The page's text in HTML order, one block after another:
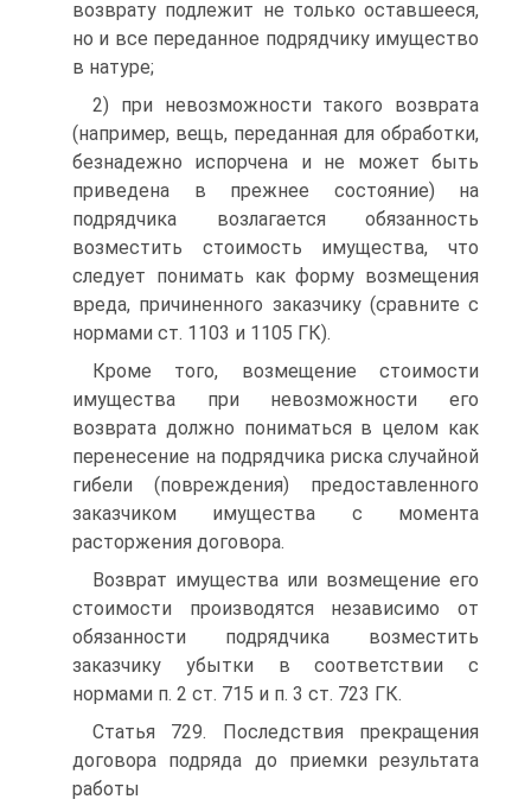
возврату подлежит не только оставшееся,
но и все переданное подрядчику имущество
в натуре;
2) при невозможности такого возврата
(например, вещь, переданная для обработки,
безнадежно испорчена и не может быть
приведена в прежнее состояние) на
подрядчика возлагается обязанность
возместить стоимость имущества, что
следует понимать как форму возмещения
вреда, причиненного заказчику (сравните с
нормами ст. 1103 и 1105 ГК).
Кроме того, возмещение стоимости
имущества при невозможности его
возврата должно пониматься в целом как
перенесение на подрядчика риска случайной
гибели (повреждения) предоставленного
заказчиком имущества с момента
расторжения договора.
Возврат имущества или возмещение его
стоимости производятся независимо от
обязанности подрядчика возместить
заказчику убытки в соответствии с
нормами п. 2 ст. 715 и п. 3 ст. 723 ГК.
Статья 729. Последствия прекращения
договора подряда до приемки результата
работы